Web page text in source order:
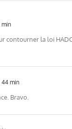
min
contourner la loi
44 min
Bravo.